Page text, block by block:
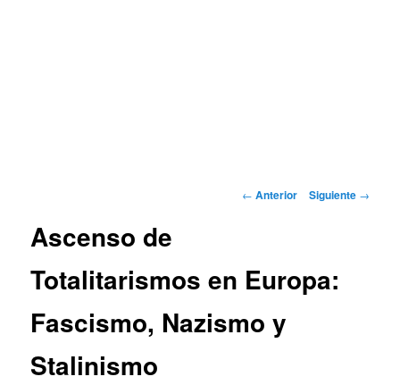
Navegación
← Anterior Siguiente →
Ascenso de
Totalitarismos en Europa:
Fascismo, Nazismo y
Stalinismo